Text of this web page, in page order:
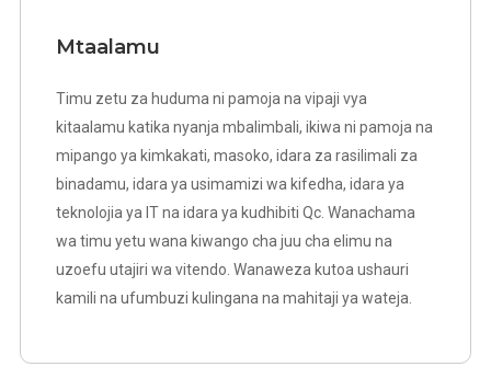
Mtaalamu
Timu zetu za huduma ni pamoja na vipaji vya
kitaalamu katika nyanja mbalimbali, ikiwa ni pamoja na
mipango ya kimkakati, masoko, idara za rasilimali za
binadamu, idara ya usimamizi wa kifedha, idara ya
teknolojia ya IT na idara ya kudhibiti Qc. Wanachama
wa timu yetu wana kiwango cha juu cha elimu na
uzoefu utajiri wa vitendo. Wanaweza kutoa ushauri
kamili na ufumbuzi kulingana na mahitaji ya wateja.